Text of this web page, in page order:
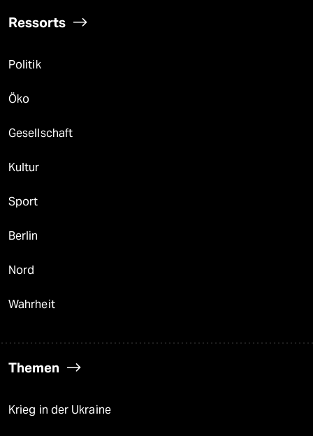
Ressorts
Politik
Öko
Gesellschaft
Kultur
Sport
Berlin
Nord
Wahrheit
Themen
Krieg in der Ukraine